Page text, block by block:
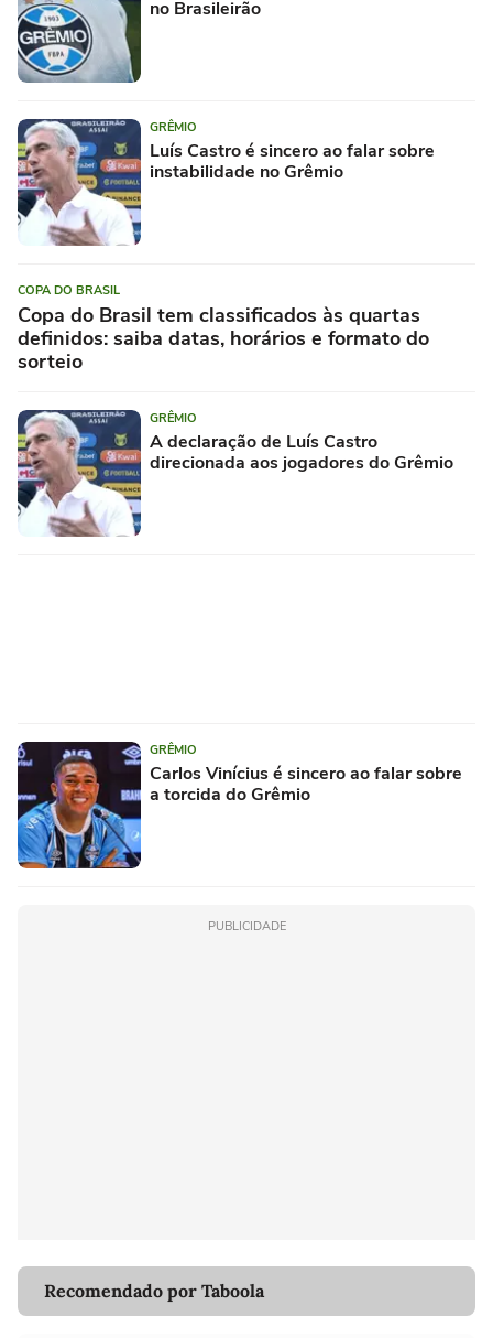
no Brasileirão
GRÊMIO
Luís Castro é sincero ao falar sobre
instabilidade no Grêmio
COPA DO BRASIL
Copa do Brasil tem classificados às quartas
definidos: saiba datas, horários e formato do
sorteio
GRÊMIO
A declaração de Luís Castro
direcionada aos jogadores do Grêmio
GRÊMIO
Carlos Vinícius é sincero ao falar sobre
a torcida do Grêmio
PUBLICIDADE
Recomendado por Taboola